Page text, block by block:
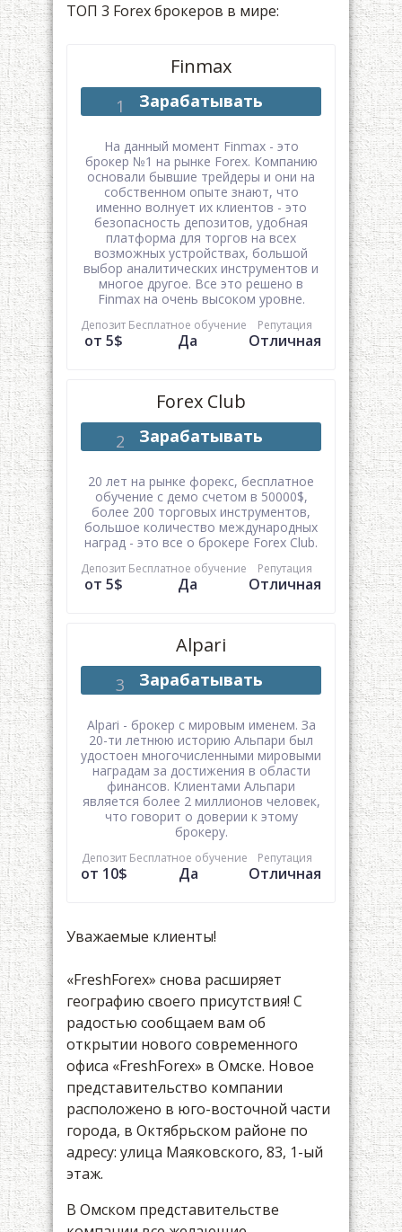
ТОП 3 Forex брокеров в мире:
Finmax
Зарабатывать
На данный момент Finmax - это
брокер №1 на рынке Forex. Компанию
основали бывшие трейдеры и они на
собственном опыте знают, что
именно волнует их клиентов - это
безопасность депозитов, удобная
платформа для торгов на всех
возможных устройствах, большой
выбор аналитических инструментов и
многое другое. Все это решено в
Finmax на очень высоком уровне.
Депозит
от 5$
Бесплатное обучение
Да
Репутация
Отличная
Forex Club
Зарабатывать
20 лет на рынке форекс, бесплатное
обучение с демо счетом в 50000$,
более 200 торговых инструментов,
большое количество международных
наград - это все о брокере Forex Club.
Депозит
от 5$
Бесплатное обучение
Да
Репутация
Отличная
Alpari
Зарабатывать
Alpari - брокер с мировым именем. За
20-ти летнюю историю Альпари был
удостоен многочисленными мировыми
наградам за достижения в области
финансов. Клиентами Альпари
является более 2 миллионов человек,
что говорит о доверии к этому
брокеру.
Депозит
от 10$
Бесплатное обучение
Да
Репутация
Отличная
Уважаемые клиенты!
«FreshForex» снова расширяет
географию своего присутствия! С
радостью сообщаем вам об
открытии нового современного
офиса «FreshForex» в Омске. Новое
представительство компании
расположено в юго-восточной части
города, в Октябрьском районе по
адресу: улица Маяковского, 83, 1-ый
этаж.
В Омском представительстве